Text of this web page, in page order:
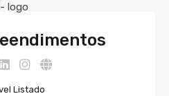
Listado